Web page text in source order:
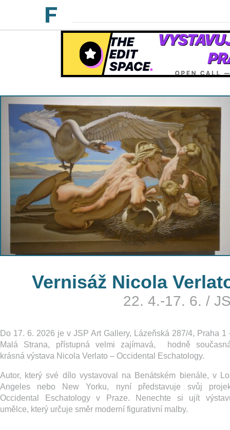
Vernisáž Nicola
22. 4.-17. 6. /
Do 17. 6. 2026 je v JSP Art Gallery, Lázeňská 287/4, Praha 1
Malá Strana, přístupná velmi zajímavá, hodně
krásná výstava Nicola Verlato – Occidental Eschatology.
Autor, který své dílo vystavoval na Benátském bienále, v
Angeles nebo New Yorku, nyní představuje svůj
Occidental Eschatology v Praze. Nenechte si ujít
umělce, který určuje směr moderní figurativní malby.